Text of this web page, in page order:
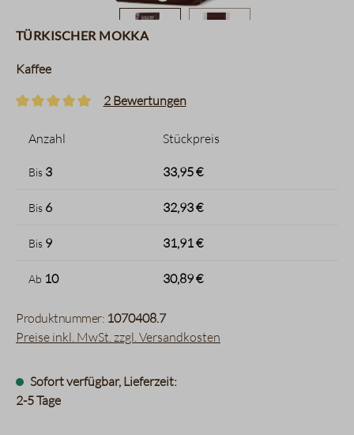
Türkischer Mokka
Kaffee
2 Bewertungen
Anzahl Stückpreis
Bis 3 33,95 €
Bis 6 32,93 €
Bis 9 31,91 €
Ab 10 30,89 €
Produktnummer: 1070408.7
Preise inkl. MwSt. zzgl. Versandkosten
Sofort verfügbar, Lieferzeit:
2-5 Tage